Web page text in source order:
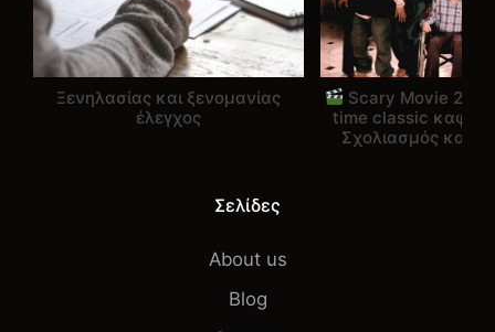
Ξενηλασίας και ξενομανίας
έλεγχος
Scary Movie 2 –
time classic
Σχολιασμός και
Σελίδες
About us
Blog